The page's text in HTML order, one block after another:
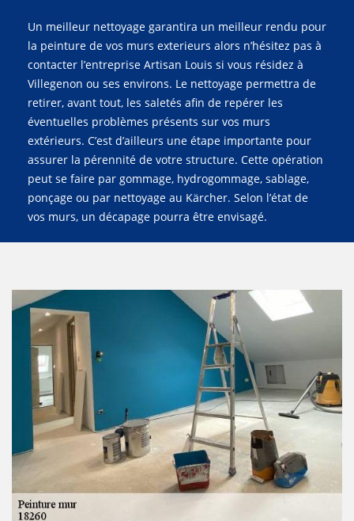
Un meilleur nettoyage garantira un meilleur rendu pour
la peinture de vos murs exterieurs alors n’hésitez pas à
contacter l’entreprise Artisan Louis si vous résidez à
Villegenon ou ses environs. Le nettoyage permettra de
retirer, avant tout, les saletés afin de repérer les
éventuelles problèmes présents sur vos murs
extérieurs. C’est d’ailleurs une étape importante pour
assurer la pérennité de votre structure. Cette opération
peut se faire par gommage, hydrogommage, sablage,
ponçage ou par nettoyage au Kärcher. Selon l’état de
vos murs, un décapage pourra être envisagé.